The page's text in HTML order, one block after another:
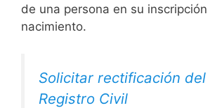
de una persona en su inscripción
nacimiento.
Solicitar rectificación del
Registro Civil